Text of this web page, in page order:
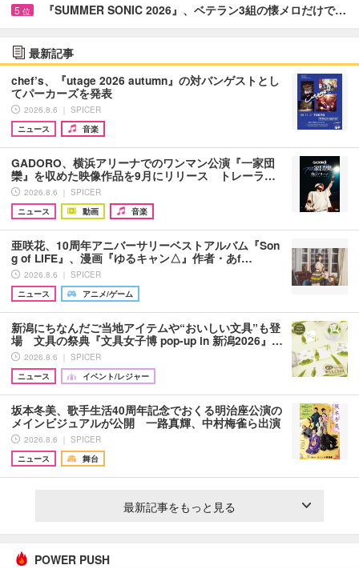
5 位 『SUMMER SONIC 2026』、ベテラン3組の懐メロだけで…
最新記事
chef’s、『utage 2026 autumn』の対バンゲストとし
てパーカーズを発表
2026.8.6 ｜ SPICER
ニュース
音楽
GADORO、横浜アリーナでのワンマン公演『一家団
欒』を収めた映像作品を9月にリリース トレーラ…
2026.8.6 ｜ SPICER
ニュース
動画 音楽
亜咲花、10周年アニバーサリーベストアルバム『Son
g of LIFE』、漫画『ゆるキャン△』作者・あf…
2026.8.6 ｜ SPICER
ニュース
アニメ/ゲーム
新潟にちなんだご当地アイテムや“おいしい文具”も登
場 文具の祭典『文具女子博 pop-up in 新潟2026』…
2026.8.6 ｜ SPICER
ニュース
イベント/レジャー
坂本冬美、歌手生活40周年記念でおくる明治座公演の
メインビジュアルが公開 一路真輝、中村梅雀ら出演
2026.8.6 ｜ SPICER
ニュース
舞台
最新記事をもっと見る
POWER PUSH